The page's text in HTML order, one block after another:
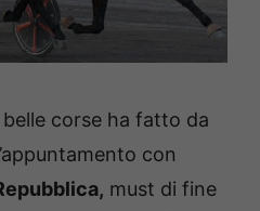
corse ha fatto da
con
must di fine